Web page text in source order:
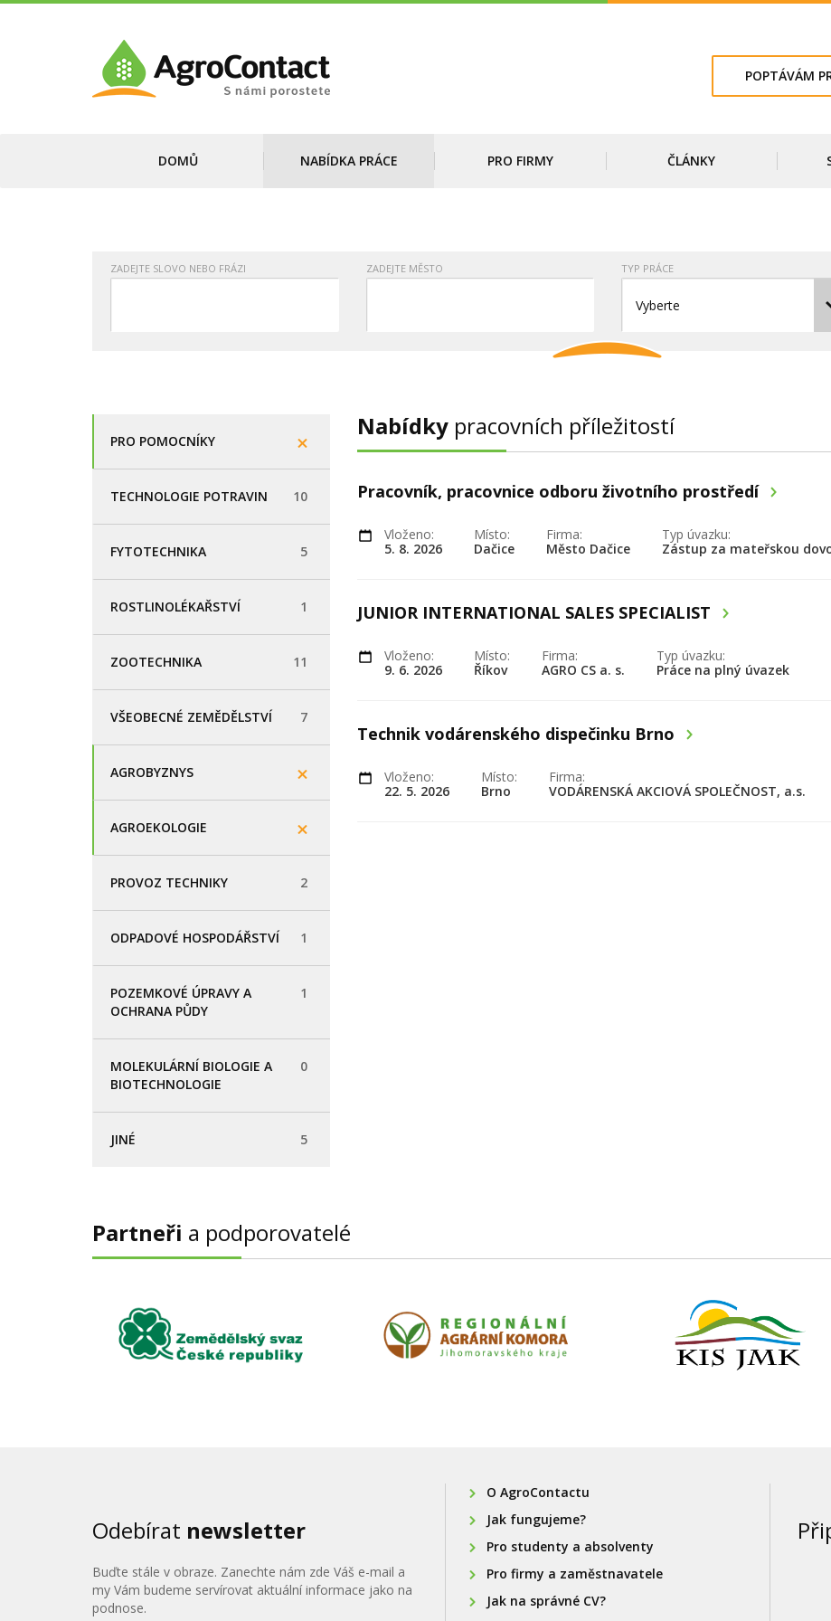
POPTÁVÁM
DOMŮ NABÍDKA PRÁCE PRO FIRMY ČLÁNKY
ZADEJTE SLOVO NEBO FRÁZI ZADEJTE MĚSTO TYP PRÁCE
PRO POMOCNÍKY
10
TECHNOLOGIE POTRAVIN
5
FYTOTECHNIKA
1
ROSTLINOLÉKAŘSTVÍ
11
ZOOTECHNIKA
7
VŠEOBECNÉ ZEMĚDĚLSTVÍ
AGROBYZNYS
AGROEKOLOGIE
2
PROVOZ TECHNIKY
1
ODPADOVÉ HOSPODÁŘSTVÍ
1
POZEMKOVÉ ÚPRAVY A
OCHRANA PŮDY
0
MOLEKULÁRNÍ BIOLOGIE A
BIOTECHNOLOGIE
5
JINÉ
Nabídky pracovních příležitostí
Pracovník, pracovnice odboru životního prostředí
Vloženo:
5. 8. 2026
Místo:
Dačice
Firma:
Město Dačice
Typ úvazku:
Zástup za mateřskou
JUNIOR INTERNATIONAL SALES SPECIALIST
Vloženo:
9. 6. 2026
Místo:
Říkov
Firma:
AGRO CS a. s.
Typ úvazku:
Práce na plný úvazek
Technik vodárenského dispečinku Brno
Vloženo:
22. 5. 2026
Místo:
Brno
Firma:
VODÁRENSKÁ AKCIOVÁ SPOLEČNOST, a.s.
Partneři a podporovatelé
Odebírat newsletter
Buďte stále v obraze. Zanechte nám zde Váš e-mail a
my Vám budeme servírovat aktuální informace jako na
podnose.
O AgroContactu
Jak fungujeme?
Pro studenty a absolventy
Pro firmy a zaměstnavatele
Jak na správné CV?